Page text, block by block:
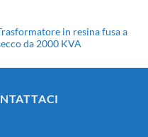
in resina fusa a
da 2000 KVA